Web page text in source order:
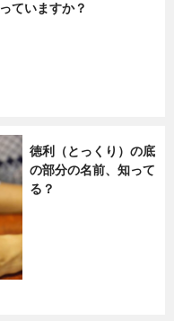
っていますか？
徳利（とっくり）の底
の部分の名前、知って
る？